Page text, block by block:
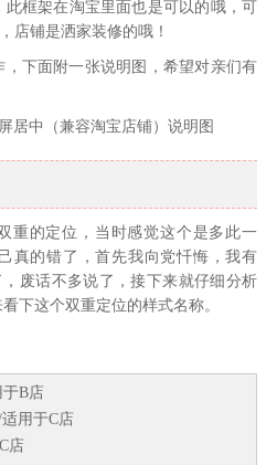
框架在淘宝里面也是可以的哦，可
店铺是洒家装修的哦！
下面附一张说明图，希望对亲们有
重的定位，当时感觉这个是多此一
真的错了，首先我向党忏悔，我有
废话不多说了，接下来就仔细分析
下这个双重定位的样式名称。
B店
用于C店
店